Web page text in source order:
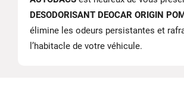
DESODORISANT DEOCAR ORIGIN
élimine les odeurs persistantes et
l’habitacle de votre véhicule.